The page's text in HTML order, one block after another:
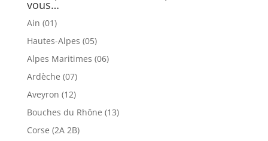
vous…
Ain (01)
Hautes-Alpes (05)
Alpes Maritimes (06)
Ardèche (07)
Aveyron (12)
Bouches du Rhône (13)
Corse (2A 2B)